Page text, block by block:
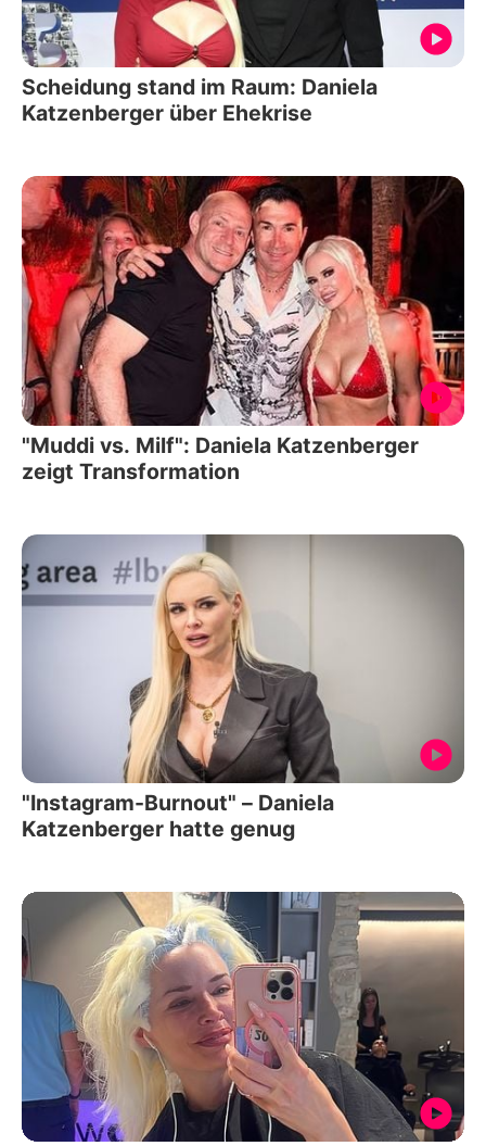
Scheidung stand im Raum: Daniela
Katzenberger über Ehekrise
"Muddi vs. Milf": Daniela Katzenberger
zeigt Transformation
"Instagram-Burnout" – Daniela
Katzenberger hatte genug